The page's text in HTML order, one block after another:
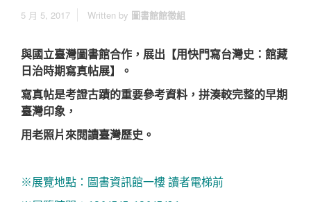
5 月 5, 2017 Written by 圖書館館徵組
與國立臺灣圖書館合作，展出【用快門寫台灣史：館藏
日治時期寫真帖展】。
寫真帖是考證古蹟的重要參考資料，拼湊較完整的早期
臺灣印象，
用老照片來閱讀臺灣歷史。
※展覽地點：圖書資訊館一樓 讀者電梯前